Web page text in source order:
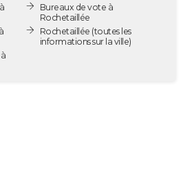
Bureaux de vote à
Rochetaillée
Rochetaillée (toutes les
informations sur la ville)